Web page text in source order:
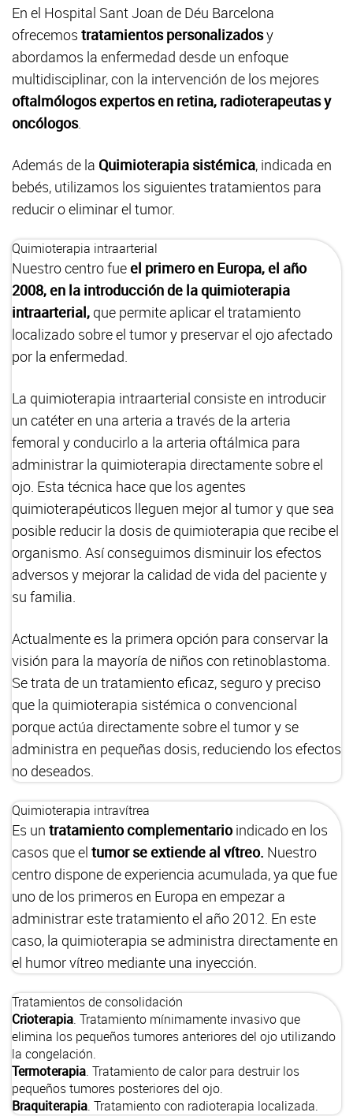
En el Hospital Sant Joan de Déu Barcelona
ofrecemos tratamientos personalizadosy
abordamos la enfermedad desde un enfoque
multidisciplinar, con la intervención de los mejores
oftalmólogos expertos en retina, radioterapeutas y
oncólogos.
Además de la Quimioterapia sistémica, indicada en
bebés, utilizamos los siguientes tratamientos para
reducir o eliminar el tumor.
Quimioterapia intraarterial
Nuestro centro fueel primero en Europa, el año
2008, en la introducción de la quimioterapia
intraarterial, que permite aplicar el tratamiento
localizado sobre el tumor y preservar el ojo afectado
por la enfermedad.
La quimioterapia intraarterial consiste en introducir
un catéter en una arteria a través de la arteria
femoral y conducirlo a la arteria oftálmica para
administrar la quimioterapia directamente sobre el
ojo. Esta técnica hace que los agentes
quimioterapéuticos lleguen mejor al tumor y que sea
posible reducir la dosis de quimioterapia que recibe el
organismo. Así conseguimos disminuir los efectos
adversos y mejorar la calidad de vida del paciente y
su familia.
Actualmente es la primera opción para conservar la
visión para la mayoría de niños con retinoblastoma.
Se trata de un tratamiento eficaz, seguro y preciso
que la quimioterapia sistémica o convencional
porque actúa directamente sobre el tumor y se
administra en pequeñas dosis, reduciendo los efectos
no deseados.
Quimioterapia intravítrea
Es un tratamiento complementarioindicado en los
casos que el tumor se extiende al vítreo. Nuestro
centro dispone de experiencia acumulada, ya que fue
uno de los primeros en Europa en empezar a
administrar este tratamiento el año 2012. En este
caso, la quimioterapia se administra directamente en
el humor vítreo mediante una inyección.
Tratamientos de consolidación
Crioterapia. Tratamiento mínimamente invasivo que
elimina los pequeños tumores anteriores del ojo utilizando
la congelación.
Termoterapia. Tratamiento de calor para destruir los
pequeños tumores posteriores del ojo.
Braquiterapia. Tratamiento con radioterapia localizada.